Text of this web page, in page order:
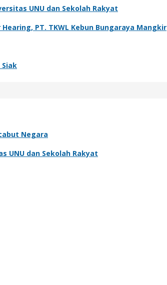
UNU dan Sekolah Rakyat
PT. TKWL Kebun Bungaraya Mangkir
Negara
UNU dan Sekolah Rakyat